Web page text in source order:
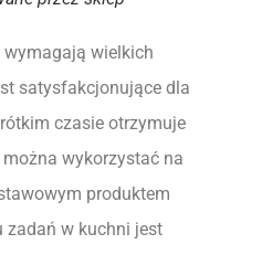
wymagają wielkich
satysfakcjonujące dla
czasie otrzymuje
wykorzystać na
produktem
zadań w kuchni jest